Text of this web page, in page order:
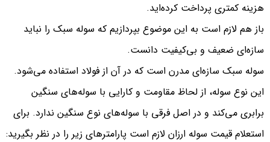
هزینه کمتری پرداخت کرده‌اید.
باز هم لازم است به این موضوع بپردازیم که سوله سبک را نباید
سازه‌ای ضعیف و بی‌کیفیت دانست.
سوله سبک سازه‌ای مدرن است که در آن از فولاد استفاده می‌شود.
این نوع سوله، از لحاظ مقاومت و کارایی با سوله‌های سنگین
برابری می‌کند و در اصل فرقی با سوله‌های نوع سنگین ندارد. برای
استعلام قیمت سوله ارزان لازم است پارامتر‌های زیر را در نظر بگیرید: